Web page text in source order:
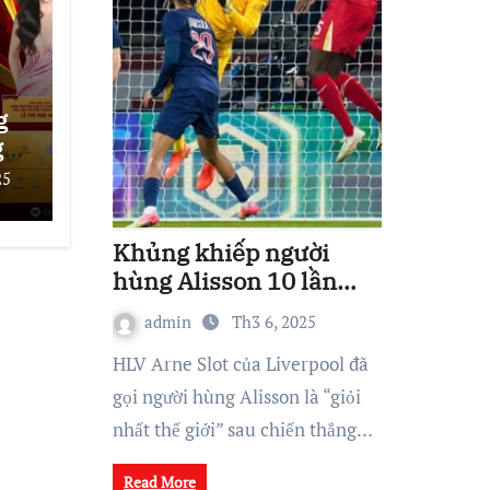
Khủng khiếp người
hùng Alisson 10 lần
cứu thua cho Liverpool
admin Th3 6, 2025
HLV Arne Slot của Liverpool đã
gọi người hùng Alisson là “giỏi
nhất thế giới” sau chiến thắng…
Read More